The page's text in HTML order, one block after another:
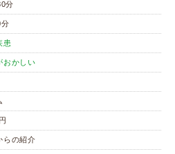
分
患
おかしい
らの紹介